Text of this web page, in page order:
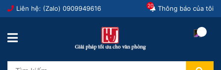
Liên hệ: (Zalo) 0909949616 Thông báo của tôi
20